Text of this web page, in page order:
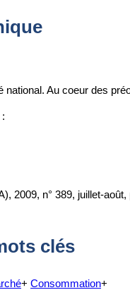
national. Au coeur des
2009, n° 389, juillet-août,
clés
+ Consommation+